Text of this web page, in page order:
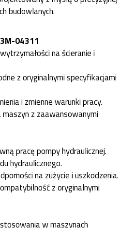
budowlanych.
04311
na ścieranie i
z oryginalnymi specyfikacjami
i zmienne warunki pracy.
z zaawansowanymi
pracę pompy hydraulicznej.
hydraulicznego.
na zużycie i uszkodzenia.
z oryginalnymi
w maszynach